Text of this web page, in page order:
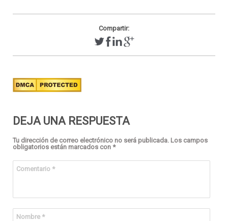
Compartir:
DEJA UNA RESPUESTA
Tu dirección de correo electrónico no será publicada. Los campos
obligatorios están marcados con *
Comentario *
Nombre *